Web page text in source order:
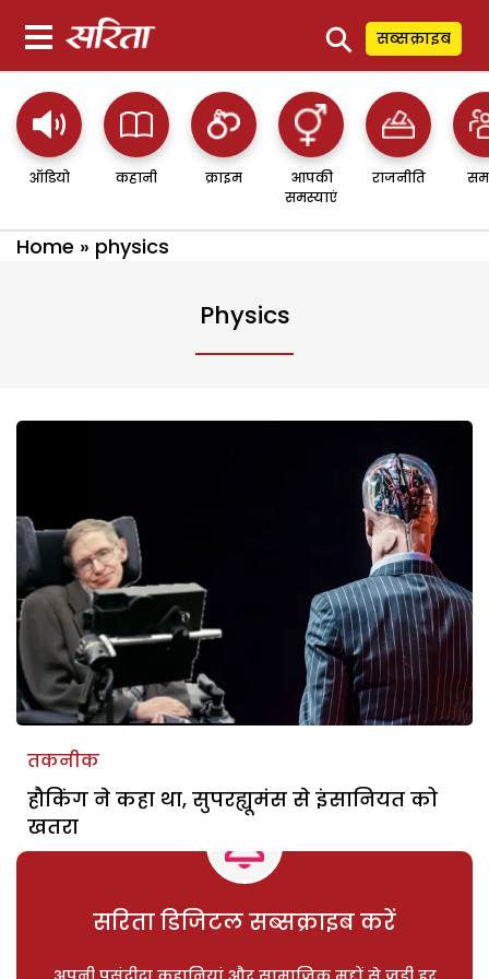
⚲ सब्सक्राइब
ऑडियो कहानी क्राइम
आपकी
समस्याएं
राजनीति
Home » physics
Physics
तकनीक
हौकिंग ने कहा था, सुपरह्यूमंस से इंसानियत को
खतरा
सरिता डिजिटल सब्सक्राइब करें